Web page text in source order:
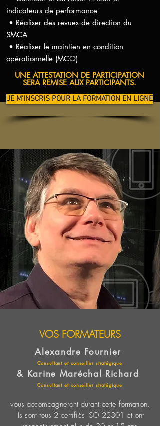
indicateurs de performance
• Réaliser des revues de direction du
SMCA
• Réaliser le maintien en condition
opérationnelle (MCO)
UNE ATTESTATION DE PARTICIPATION
SERA REMISE AUX PARTICIPANTS.
JE M'INSCRIS POUR LA FORMATION EN LIGNE
VOS FORMATEURS
Alexandre Fournier
Consultant et conseiller stratégique
& Karine Maréchal Richard
Consultant et conseiller stratégique
vous accompagneront durant cette formation.
Ils sont tous 2 certifiés ISO 22301 et ont